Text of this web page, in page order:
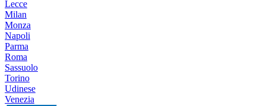
Lecce
Milan
Monza
Napoli
Parma
Roma
Sassuolo
Torino
Udinese
Venezia